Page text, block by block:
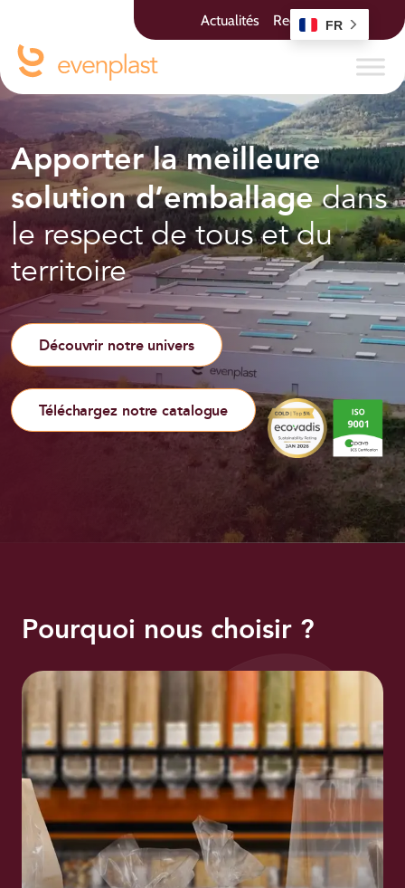
Actualités Recrutement
Apporter la meilleure
solution d’emballagedans
le respect de tous et du
territoire
Découvrir notre univers
Téléchargez notre catalogue
Previous Next
Pourquoi nous choisir ?
FR